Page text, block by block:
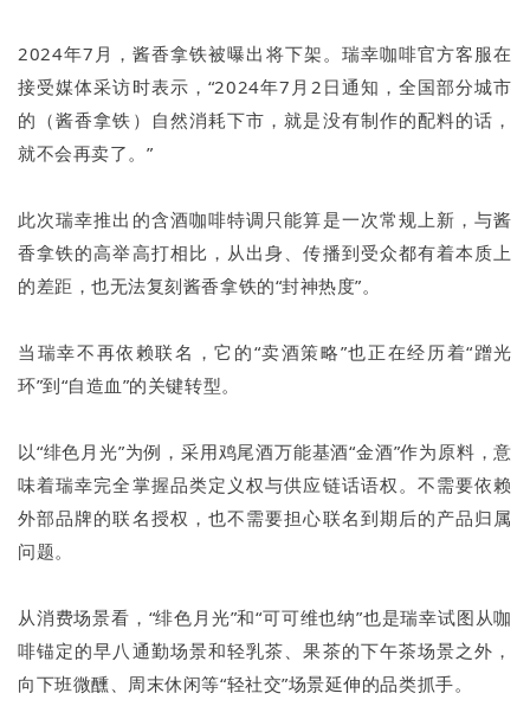
2024年7月，酱香拿铁被曝出将下架。瑞幸咖啡官方客服在
接受媒体采访时表示，“2024年7月2日通知，全国部分城市
的（酱香拿铁）自然消耗下市，就是没有制作的配料的话，
就不会再卖了。”
此次瑞幸推出的含酒咖啡特调只能算是一次常规上新，与酱
香拿铁的高举高打相比，从出身、传播到受众都有着本质上
的差距，也无法复刻酱香拿铁的“封神热度”。
当瑞幸不再依赖联名，它的“卖酒策略”也正在经历着“蹭光
环”到“自造血”的关键转型。
以“绯色月光”为例，采用鸡尾酒万能基酒“金酒”作为原料，意
味着瑞幸完全掌握品类定义权与供应链话语权。不需要依赖
外部品牌的联名授权，也不需要担心联名到期后的产品归属
问题。
从消费场景看，“绯色月光”和“可可维也纳”也是瑞幸试图从咖
啡锚定的早八通勤场景和轻乳茶、果茶的下午茶场景之外，
向下班微醺、周末休闲等“轻社交”场景延伸的品类抓手。